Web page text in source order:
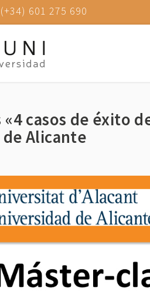
(+34) 601 275 690
«4 casos de éxito
Alicante